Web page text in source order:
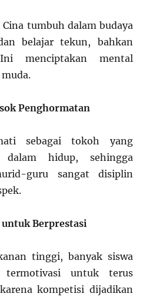
tumbuh dalam budaya
belajar tekun, bahkan
menciptakan mental
Penghormatan
sebagai tokoh yang
dalam hidup, sehingga
guru sangat disiplin
Berprestasi
tinggi, banyak siswa
untuk terus
kompetisi dijadikan